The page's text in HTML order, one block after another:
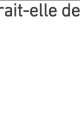
elle